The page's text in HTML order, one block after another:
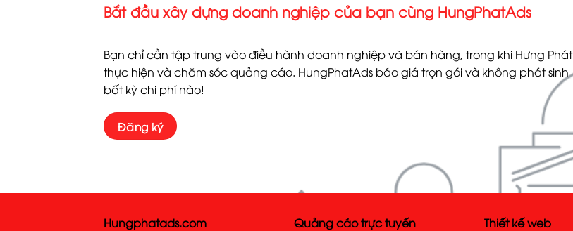
Bắt đầu xây dựng doanh nghiệp của bạn cùng HungPhatAds
Bạn chỉ cần tập trung vào điều hành doanh nghiệp và bán hàng, trong khi Hưng Phát
thực hiện và chăm sóc quảng cáo. HungPhatAds báo giá trọn gói và không phát sinh
bất kỳ chi phí nào!
Đăng ký
Hungphatads.com Quảng cáo trực tuyến Thiết kế web